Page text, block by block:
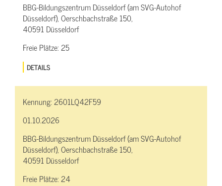
BBG-Bildungszentrum Düsseldorf (am SVG-Autohof
Düsseldorf), Oerschbachstraße 150,
40591 Düsseldorf
Freie Plätze:25
DETAILS
Kennung:2601LQ42F59
01.10.2026
BBG-Bildungszentrum Düsseldorf (am SVG-Autohof
Düsseldorf), Oerschbachstraße 150,
40591 Düsseldorf
Freie Plätze:24